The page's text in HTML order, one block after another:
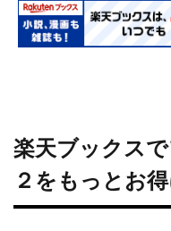
楽天ブックス
２をもっとお